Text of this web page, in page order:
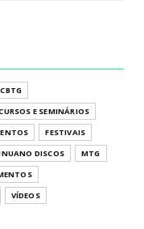
CBTG
E SEMINÁRIOS
FESTIVAIS
DISCOS
MTG
VÍDEOS